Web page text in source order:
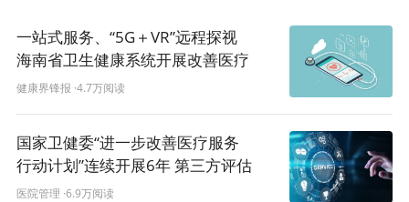
一站式服务、“5G＋VR”远程探视
海南省卫生健康系统开展改善医疗
服务行动
健康界锋报 ·4.7万阅读
国家卫健委“进一步改善医疗服务
行动计划”连续开展6年 第三方评估
结果出炉
医院管理 ·6.9万阅读